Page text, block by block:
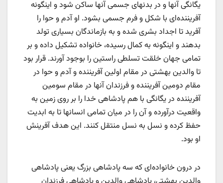
یگانگی آنها و در بدنهای جسمی آنها ساکن شود و اینگونه
آفریننده‌ای با شکل و فرم جسمی بشود. او آدم و حوا را
آفرید تا اجداد بشری شده و به بازماندگان بسیاری تولد
بدهند و اینگونه به کمال رسیده، خانواده تشکیل داده و بر
تمامی جهان خلقت تسلطی راستین را بوجود آورند. قرار بود
تا والدین بهشتی در مقام اولین آفریننده و آدم و حوا در
مقام دومین آفریننده و فرزندان آنها در مقام سومین
آفریننده در یگانگی با هم پادشاهی خدا را بر روی زمین به
واقعیت درآورده و آن را در میان تمامی انسانها تا به ابدیت
حفظ کرده و نسل به نسل منتقل کنند. این هدف آفرینش
او بود.
در درون خانواده‌ای که سه پادشاهی بزرگ یعنی پادشاهی